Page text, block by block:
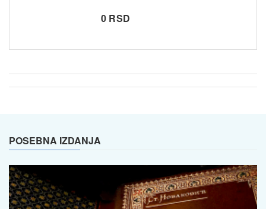
0 RSD
POSEBNA IZDANJA